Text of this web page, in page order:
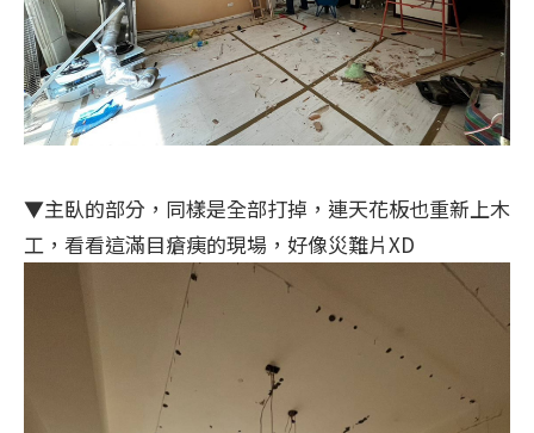
▼主臥的部分，同樣是全部打掉，連天花板也重新上木
工，看看這滿目瘡痍的現場，好像災難片XD